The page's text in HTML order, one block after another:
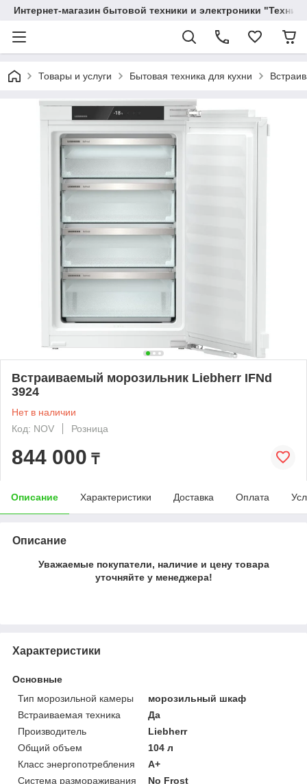
Интернет-магазин бытовой техники и электроники
Товары и услуги Бытовая техника для кухни
Встраиваемый морозильник Liebherr IFNd
3924
Нет в наличии
Код: NOV
Розница
844 000 ₸
Описание Характеристики Доставка Оплата
Описание
Уважаемые покупатели, наличие и цену товара
уточняйте у менеджера!
Характеристики
Основные
Тип морозильной камеры
морозильный шкаф
Встраиваемая техника
Да
Производитель
Liebherr
Общий объем
104 л
Класс энергопотребления
A+
Система размораживания
No Frost